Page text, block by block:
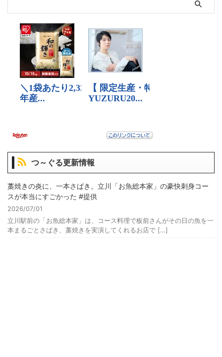
つ～ぐる更新情報
藁焼きの炎に、一本さばき。立川「お魚総本家」の豪快刺身コー
スが本当にすごかった #提供
2026/07/01
立川駅前の「お魚総本家」は、コース料理で板前さんがその日の魚を一
本まるごとさばき、藁焼きを実演してくれるお店で […]